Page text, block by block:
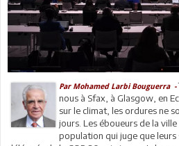
Par Mohamed Larbi Bouguerra -
nous à Sfax, à Glasgow, en
sur le climat, les ordures ne
jours. Les éboueurs de la
population qui juge que